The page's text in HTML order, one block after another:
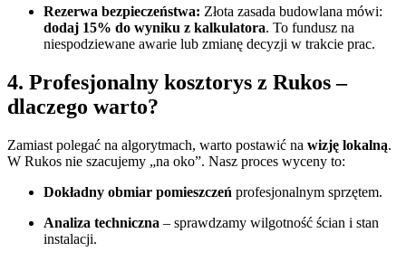
Rezerwa bezpieczeństwa: Złota zasada budowlana mówi:
dodaj 15% do wyniku z kalkulatora. To fundusz na
niespodziewane awarie lub zmianę decyzji w trakcie prac.
4. Profesjonalny kosztorys z Rukos –
dlaczego warto?
Zamiast polegać na algorytmach, warto postawić na wizję lokalną.
W Rukos nie szacujemy „na oko”. Nasz proces wyceny to:
Dokładny obmiar pomieszczeń profesjonalnym sprzętem.
Analiza techniczna – sprawdzamy wilgotność ścian i stan
instalacji.